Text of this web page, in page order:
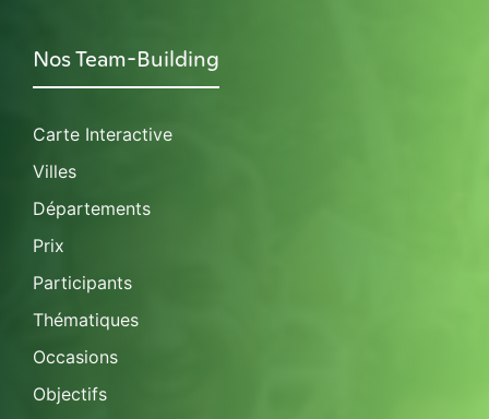
Nos Team-Building
Carte Interactive
Villes
Départements
Prix
Participants
Thématiques
Occasions
Objectifs